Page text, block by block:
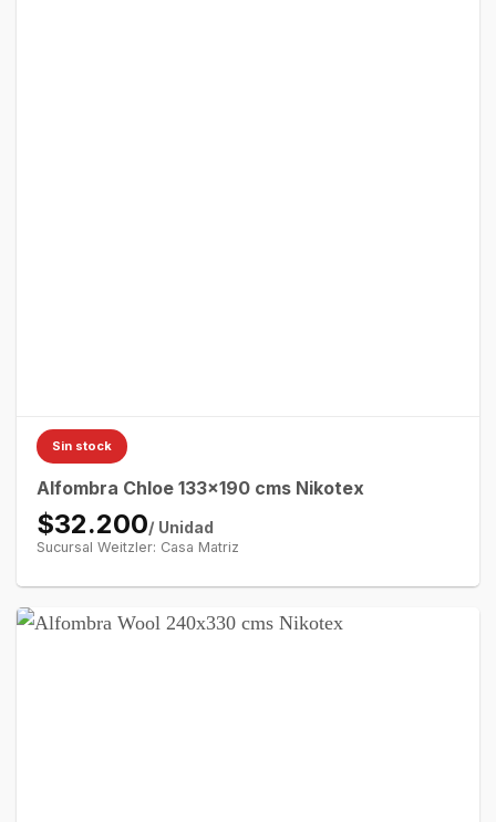
Sin stock
Alfombra Chloe 133×190 cms Nikotex
$32.200/ Unidad
Sucursal Weitzler: Casa Matriz